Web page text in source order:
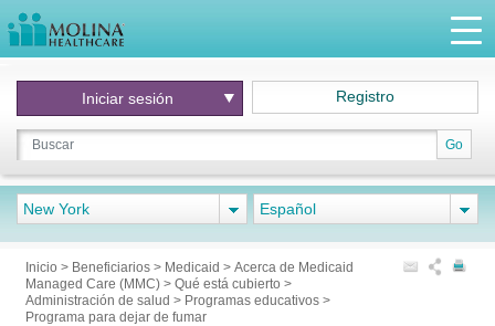
Go
Iniciar sesión Registro
New York Español
Inicio > Beneficiarios > Medicaid > Acerca de Medicaid
Managed Care (MMC) > Qué está cubierto >
Administración de salud > Programas educativos >
Programa para dejar de fumar